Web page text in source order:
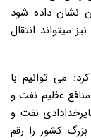
نشان داده شود
میتواند انتقال
می توانیم با
عظیم نفت و
نفت و
کشور را رقم